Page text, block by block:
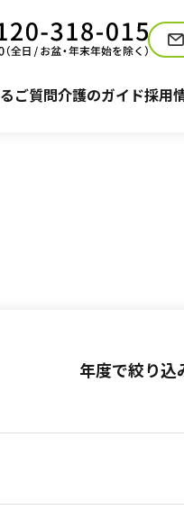
受ける
ご質問介護のガイド
家族様の声 介護
採用
年度で絞り込